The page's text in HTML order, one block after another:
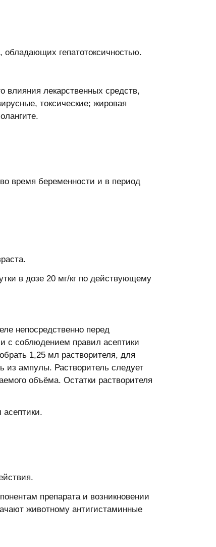
гепатотоксичностью.
лекарственных средств,
токсические; жировая
время беременности и в период
в дозе 20 мг/кг по действующему
непосредственно перед
с соблюдением правил асептики
1,25 мл растворителя, для
из ампулы. Растворитель следует
объёма. Остатки растворителя
препарата и возникновении
животному антигистаминные